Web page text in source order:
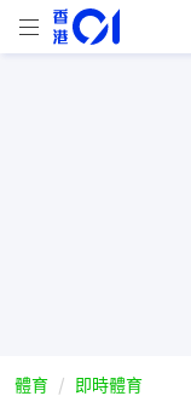
體育 即時體育